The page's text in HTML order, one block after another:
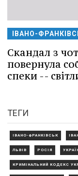
ІВАНО-
Скандал з
повернула
спеки --
ТЕГИ
ІВАНО-ФРАНКІВСЬК
ЛЬВІВ РОСІЯ
КРИМІНАЛЬНИЙ КОДЕКС